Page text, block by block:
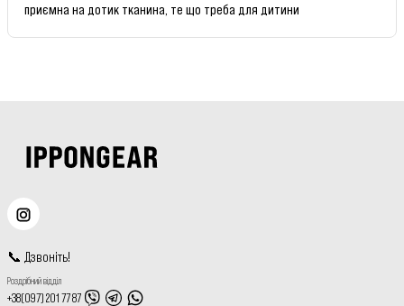
приємна на дотик тканина, те що треба для дитини
📞 Дзвоніть!
Роздрібний відділ
+38(097) 201 77 87